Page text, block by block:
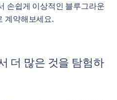
손쉽게 이상적인 블루그라운
계약해보세요.
더 많은 것을 탐험하